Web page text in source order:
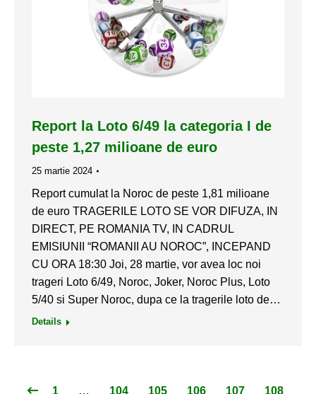
Report la Loto 6/49 la categoria I de
peste 1,27 milioane de euro
25 martie 2024
Report cumulat la Noroc de peste 1,81 milioane
de euro TRAGERILE LOTO SE VOR DIFUZA, IN
DIRECT, PE ROMANIA TV, IN CADRUL
EMISIUNII “ROMANII AU NOROC”, INCEPAND
CU ORA 18:30 Joi, 28 martie, vor avea loc noi
trageri Loto 6/49, Noroc, Joker, Noroc Plus, Loto
5/40 si Super Noroc, dupa ce la tragerile loto de…
Details
1 … 104 105 106 107
108